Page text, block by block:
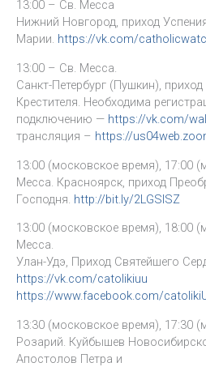
13:00 – Св. Месса
Нижний Новгород, приход
Марии. https://vk.com/
13:00 – Св. Месса.
Санкт-Петербург (Пушкин),
Крестителя. Необходима
подключению — https://vk.com/
трансляция – https://
13:00 (московское время), 17:00
Месса. Красноярск, приход
Господня. http://bit.ly/2LGSISZ
13:00 (московское время), 18:00
Месса.
Улан-Удэ, Приход Святейшего
https://vk.com/catolikiuu
https://www.facebook.com/
13:30 (московское время), 17:30
Розарий. Куйбышев
Апостолов Петра и